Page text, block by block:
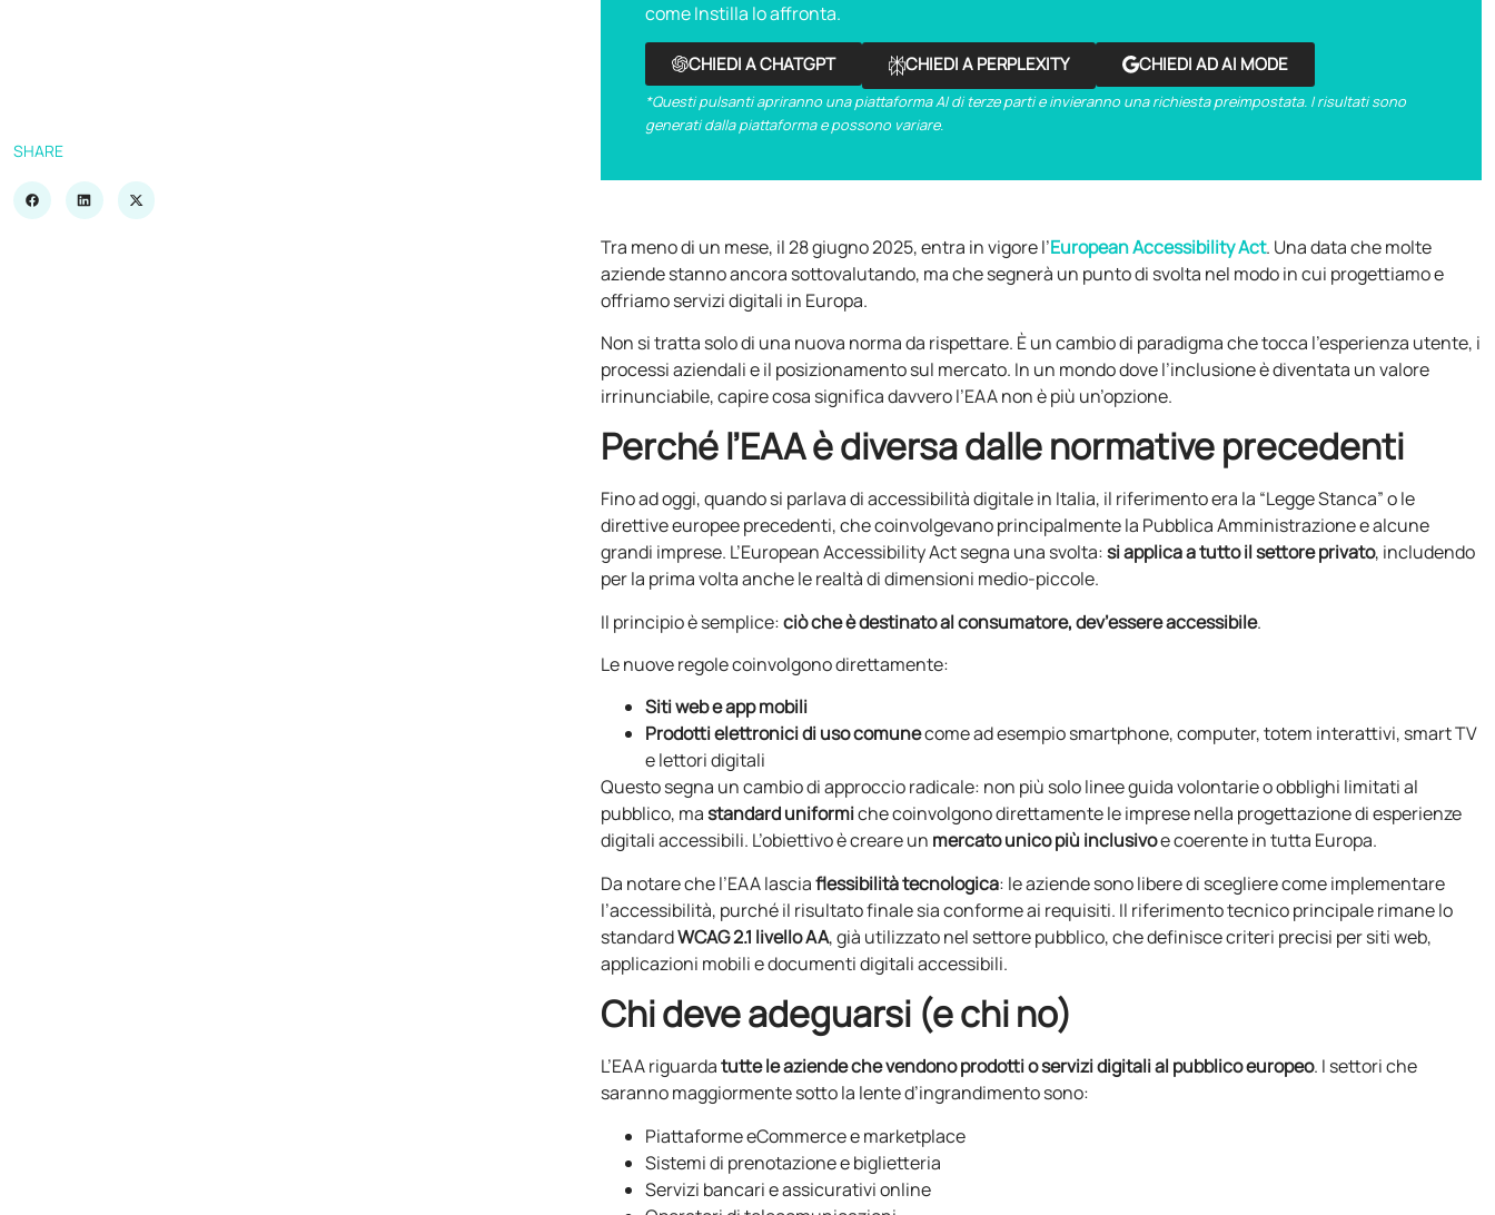
SHARE
come Instilla lo affronta.
CHIEDI A CHATGPT CHIEDI A PERPLEXITY CHIEDI AD AI MODE
*Questi pulsanti apriranno una piattaforma AI di terze parti e invieranno una richiesta preimpostata. I risultati sono
generati dalla piattaforma e possono variare.
Tra meno di un mese, il 28 giugno 2025, entra in vigore l’European Accessibility Act. Una data che molte
aziende stanno ancora sottovalutando, ma che segnerà un punto di svolta nel modo in cui progettiamo e
offriamo servizi digitali in Europa.
Non si tratta solo di una nuova norma da rispettare. È un cambio di paradigma che tocca l’esperienza utente, i
processi aziendali e il posizionamento sul mercato. In un mondo dove l’inclusione è diventata un valore
irrinunciabile, capire cosa significa davvero l’EAA non è più un’opzione.
Perché l’EAA è diversa dalle normative precedenti
Fino ad oggi, quando si parlava di accessibilità digitale in Italia, il riferimento era la “Legge Stanca” o le
direttive europee precedenti, che coinvolgevano principalmente la Pubblica Amministrazione e alcune
grandi imprese. L’European Accessibility Act segna una svolta:si applica a tutto il settore privato, includendo
per la prima volta anche le realtà di dimensioni medio-piccole.
Il principio è semplice:ciò che è destinato al consumatore, dev’essere accessibile.
Le nuove regole coinvolgono direttamente:
Siti web e app mobili
Prodotti elettronici di uso comunecome ad esempio smartphone, computer, totem interattivi, smart TV
e lettori digitali
Questo segna un cambio di approccio radicale: non più solo linee guida volontarie o obblighi limitati al
pubblico, mastandard uniformiche coinvolgono direttamente le imprese nella progettazione di esperienze
digitali accessibili. L’obiettivo è creare un mercato unico più inclusivoe coerente in tutta Europa.
Da notare che l’EAA lasciaflessibilità tecnologica: le aziende sono libere di scegliere come implementare
l’accessibilità, purché il risultato finale sia conforme ai requisiti. Il riferimento tecnico principale rimane lo
standardWCAG 2.1 livello AA, già utilizzato nel settore pubblico, che definisce criteri precisi per siti web,
applicazioni mobili e documenti digitali accessibili.
Chi deve adeguarsi (e chi no)
L’EAA riguardatutte le aziende che vendono prodotti o servizi digitali al pubblico europeo. I settori che
saranno maggiormente sotto la lente d’ingrandimento sono:
Piattaforme eCommerce e marketplace
Sistemi di prenotazione e biglietteria
Servizi bancari e assicurativi online